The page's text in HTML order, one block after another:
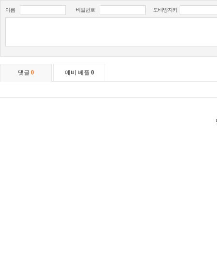
이름 비밀번호 도배방지키
댓글 0 예비 베플 0